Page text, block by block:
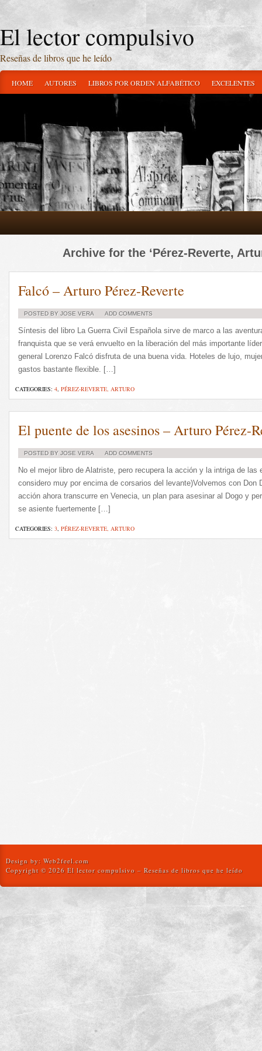
El lector compulsivo
Reseñas de libros que he leído
HOME AUTORES LIBROS POR ORDEN ALFABÉTICO EXCELENTES
Archive for the ‘Pérez-Reverte,
Falcó – Arturo Pérez-Reverte
POSTED BY JOSE VERA ADD COMMENTS
Síntesis del libro La Guerra Civil Española sirve de marco a las
franquista que se verá envuelto en la liberación del más importante
general Lorenzo Falcó disfruta de una buena vida. Hoteles de lujo,
gastos bastante flexible. […]
CATEGORIES: 4, PÉREZ-REVERTE, ARTURO
El puente de los asesinos – Arturo Pérez-
POSTED BY JOSE VERA ADD COMMENTS
No el mejor libro de Alatriste, pero recupera la acción y la intriga de las
considero muy por encima de corsarios del levante)Volvemos con Don
acción ahora transcurre en Venecia, un plan para asesinar al Dogo y
se asiente fuertemente […]
CATEGORIES: 3, PÉREZ-REVERTE, ARTURO
Design by: Web2feel.com
Copyright © 2026 El lector compulsivo – Reseñas de libros que he leído